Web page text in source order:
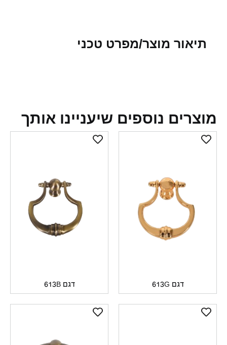
תיאור מוצר/מפרט טכני
נוספים שיעניינו אותך